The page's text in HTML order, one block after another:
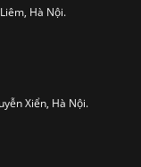
Hà Nội.
Xiển, Hà Nội.